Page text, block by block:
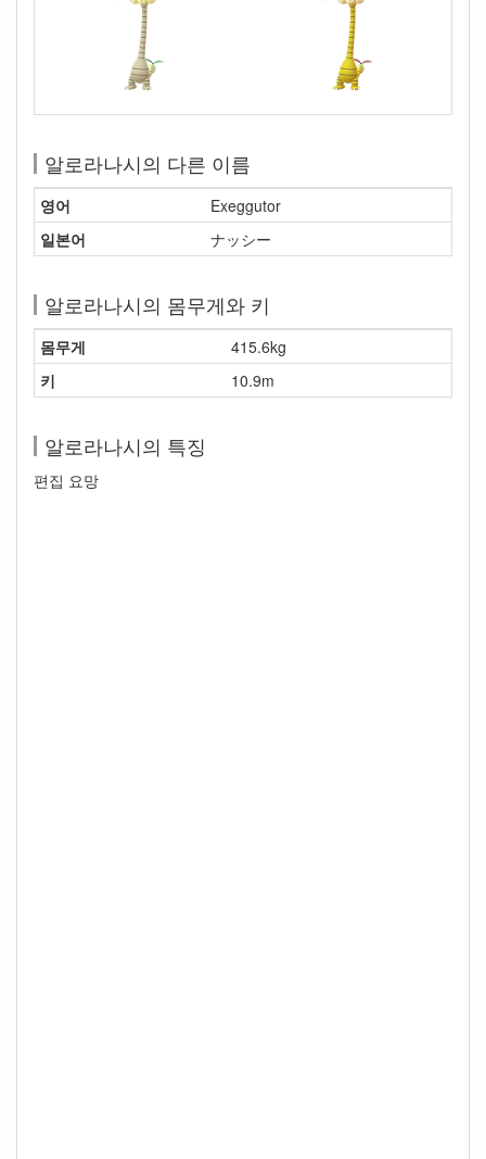
알로라나시의 다른 이름
영어
Exeggutor
일본어
ナッシー
알로라나시의 몸무게와 키
몸무게
415.6kg
키
10.9m
알로라나시의 특징
편집 요망